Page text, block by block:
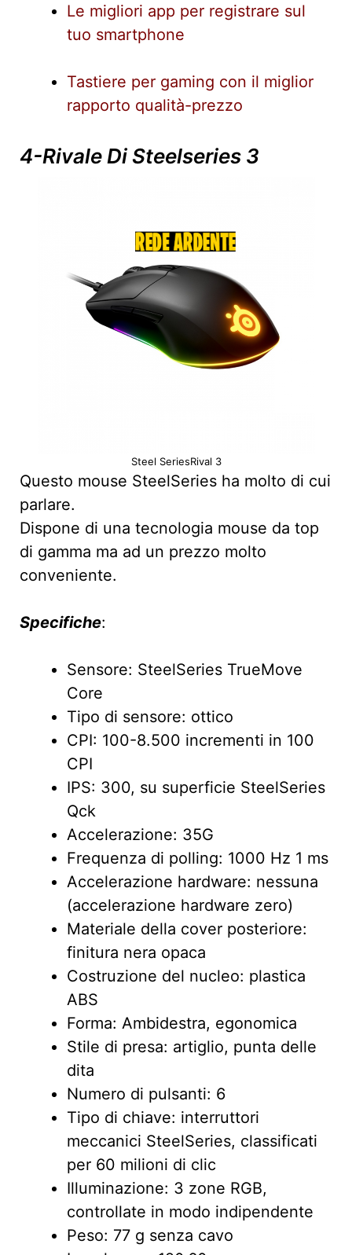
Le migliori app per registrare sul
tuo smartphone
Tastiere per gaming con il miglior
rapporto qualità-prezzo
4-Rivale Di Steelseries 3
Steel SeriesRival 3
Questo mouse SteelSeries ha molto di cui
parlare.
Dispone di una tecnologia mouse da top
di gamma ma ad un prezzo molto
conveniente.
Specifiche:
Sensore: SteelSeries TrueMove
Core
Tipo di sensore: ottico
CPI: 100-8.500 incrementi in 100
CPI
IPS: 300, su superficie SteelSeries
Qck
Accelerazione: 35G
Frequenza di polling: 1000 Hz 1 ms
Accelerazione hardware: nessuna
(accelerazione hardware zero)
Materiale della cover posteriore:
finitura nera opaca
Costruzione del nucleo: plastica
ABS
Forma: Ambidestra, egonomica
Stile di presa: artiglio, punta delle
dita
Numero di pulsanti: 6
Tipo di chiave: interruttori
meccanici SteelSeries, classificati
per 60 milioni di clic
Illuminazione: 3 zone RGB,
controllate in modo indipendente
Peso: 77 g senza cavo